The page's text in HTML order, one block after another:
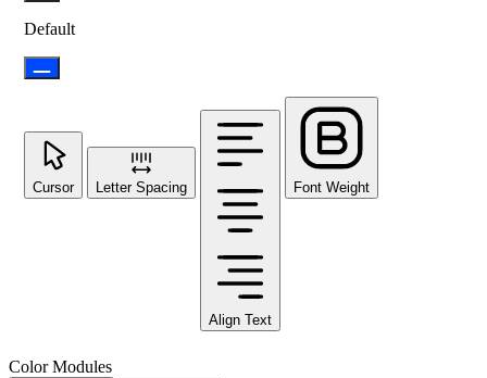
Default
Cursor Letter Spacing
Align Text
Font Weight
Color Modules